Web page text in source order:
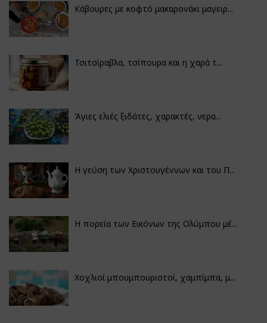
Κάβουρες με κοφτό μακαρονάκι μαγειρ...
Τσιτσίραβλα, τσίπουρα και η χαρά τ...
Άγιες ελιές ξιδάτες, χαρακτές, νερα...
Η γεύση των Χριστουγέννων και του Π...
Η πορεία των Εικόνων της Ολύμπου μέ...
Χοχλιοί μπουμπουριστοί, χαμπίμπα, μ...